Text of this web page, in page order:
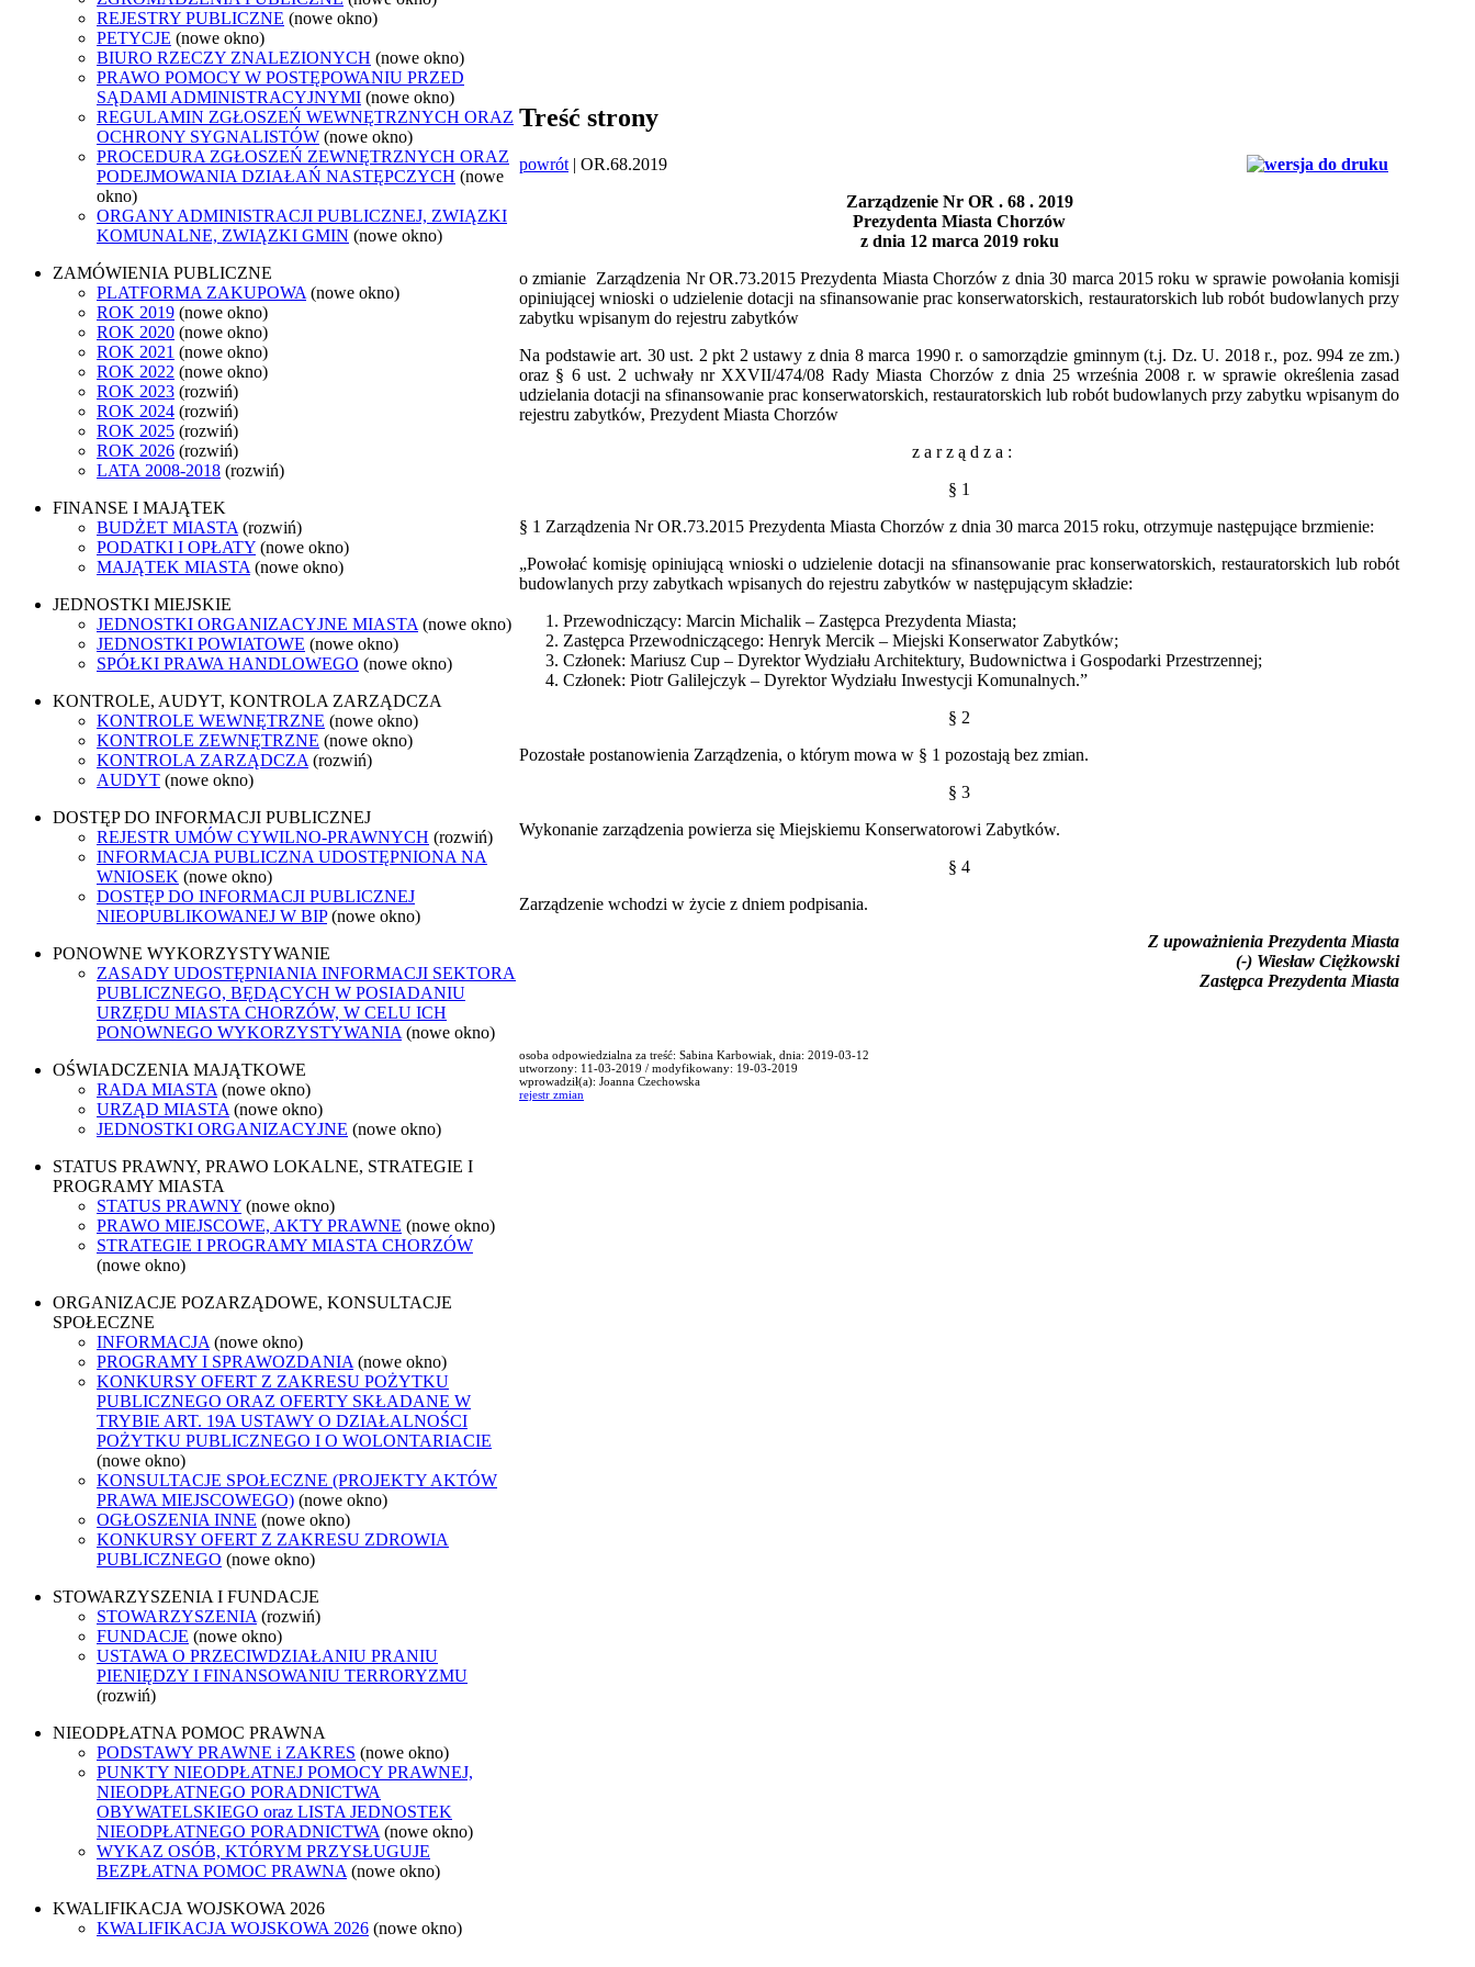
REJESTRY PUBLICZNE (nowe okno)
PETYCJE (nowe okno)
BIURO RZECZY ZNALEZIONYCH (nowe okno)
PRAWO POMOCY W POSTĘPOWANIU PRZED
SĄDAMI ADMINISTRACYJNYMI (nowe okno)
REGULAMIN ZGŁOSZEŃ WEWNĘTRZNYCH ORAZ
OCHRONY SYGNALISTÓW (nowe okno)
PROCEDURA ZGŁOSZEŃ ZEWNĘTRZNYCH ORAZ
PODEJMOWANIA DZIAŁAŃ NASTĘPCZYCH (nowe
okno)
ORGANY ADMINISTRACJI PUBLICZNEJ, ZWIĄZKI
KOMUNALNE, ZWIĄZKI GMIN (nowe okno)
ZAMÓWIENIA PUBLICZNE
PLATFORMA ZAKUPOWA (nowe okno)
ROK 2019 (nowe okno)
ROK 2020 (nowe okno)
ROK 2021 (nowe okno)
ROK 2022 (nowe okno)
ROK 2023 (rozwiń)
ROK 2024 (rozwiń)
ROK 2025 (rozwiń)
ROK 2026 (rozwiń)
LATA 2008-2018 (rozwiń)
FINANSE I MAJĄTEK
BUDŻET MIASTA (rozwiń)
PODATKI I OPŁATY (nowe okno)
MAJĄTEK MIASTA (nowe okno)
JEDNOSTKI MIEJSKIE
JEDNOSTKI ORGANIZACYJNE MIASTA (nowe okno)
JEDNOSTKI POWIATOWE (nowe okno)
SPÓŁKI PRAWA HANDLOWEGO (nowe okno)
KONTROLE, AUDYT, KONTROLA ZARZĄDCZA
KONTROLE WEWNĘTRZNE (nowe okno)
KONTROLE ZEWNĘTRZNE (nowe okno)
KONTROLA ZARZĄDCZA (rozwiń)
AUDYT (nowe okno)
DOSTĘP DO INFORMACJI PUBLICZNEJ
REJESTR UMÓW CYWILNO-PRAWNYCH (rozwiń)
INFORMACJA PUBLICZNA UDOSTĘPNIONA NA
WNIOSEK (nowe okno)
DOSTĘP DO INFORMACJI PUBLICZNEJ
NIEOPUBLIKOWANEJ W BIP (nowe okno)
PONOWNE WYKORZYSTYWANIE
ZASADY UDOSTĘPNIANIA INFORMACJI SEKTORA
PUBLICZNEGO, BĘDĄCYCH W POSIADANIU
URZĘDU MIASTA CHORZÓW, W CELU ICH
PONOWNEGO WYKORZYSTYWANIA (nowe okno)
OŚWIADCZENIA MAJĄTKOWE
RADA MIASTA (nowe okno)
URZĄD MIASTA (nowe okno)
JEDNOSTKI ORGANIZACYJNE (nowe okno)
STATUS PRAWNY, PRAWO LOKALNE, STRATEGIE I
PROGRAMY MIASTA
STATUS PRAWNY (nowe okno)
PRAWO MIEJSCOWE, AKTY PRAWNE (nowe okno)
STRATEGIE I PROGRAMY MIASTA CHORZÓW
(nowe okno)
ORGANIZACJE POZARZĄDOWE, KONSULTACJE
SPOŁECZNE
INFORMACJA (nowe okno)
PROGRAMY I SPRAWOZDANIA (nowe okno)
KONKURSY OFERT Z ZAKRESU POŻYTKU
PUBLICZNEGO ORAZ OFERTY SKŁADANE W
TRYBIE ART. 19A USTAWY O DZIAŁALNOŚCI
POŻYTKU PUBLICZNEGO I O WOLONTARIACIE
(nowe okno)
KONSULTACJE SPOŁECZNE (PROJEKTY AKTÓW
PRAWA MIEJSCOWEGO) (nowe okno)
OGŁOSZENIA INNE (nowe okno)
KONKURSY OFERT Z ZAKRESU ZDROWIA
PUBLICZNEGO (nowe okno)
STOWARZYSZENIA I FUNDACJE
STOWARZYSZENIA (rozwiń)
FUNDACJE (nowe okno)
USTAWA O PRZECIWDZIAŁANIU PRANIU
PIENIĘDZY I FINANSOWANIU TERRORYZMU
(rozwiń)
NIEODPŁATNA POMOC PRAWNA
PODSTAWY PRAWNE i ZAKRES (nowe okno)
PUNKTY NIEODPŁATNEJ POMOCY PRAWNEJ,
NIEODPŁATNEGO PORADNICTWA
OBYWATELSKIEGO oraz LISTA JEDNOSTEK
NIEODPŁATNEGO PORADNICTWA (nowe okno)
WYKAZ OSÓB, KTÓRYM PRZYSŁUGUJE
BEZPŁATNA POMOC PRAWNA (nowe okno)
KWALIFIKACJA WOJSKOWA 2026
KWALIFIKACJA WOJSKOWA 2026 (nowe okno)
Treść strony
powrót | OR.68.2019
Zarządzenie Nr OR . 68 . 2019
Prezydenta Miasta Chorzów
z dnia 12 marca 2019 roku
o zmianie Zarządzenia Nr OR.73.2015 Prezydenta Miasta Chorzów z dnia 30 marca 2015 roku w sprawie powołania komisji
opiniującej wnioski o udzielenie dotacji na sfinansowanie prac konserwatorskich, restauratorskich lub robót budowlanych przy
zabytku wpisanym do rejestru zabytków
Na podstawie art. 30 ust. 2 pkt 2 ustawy z dnia 8 marca 1990 r. o samorządzie gminnym (t.j. Dz. U. 2018 r., poz. 994 ze zm.)
oraz § 6 ust. 2 uchwały nr XXVII/474/08 Rady Miasta Chorzów z dnia 25 września 2008 r. w sprawie określenia zasad
udzielania dotacji na sfinansowanie prac konserwatorskich, restauratorskich lub robót budowlanych przy zabytku wpisanym do
rejestru zabytków, Prezydent Miasta Chorzów
z a r z ą d z a :
§ 1
§ 1 Zarządzenia Nr OR.73.2015 Prezydenta Miasta Chorzów z dnia 30 marca 2015 roku, otrzymuje następujące brzmienie:
„Powołać komisję opiniującą wnioski o udzielenie dotacji na sfinansowanie prac konserwatorskich, restauratorskich lub robót
budowlanych przy zabytkach wpisanych do rejestru zabytków w następującym składzie:
Przewodniczący: Marcin Michalik – Zastępca Prezydenta Miasta;
Zastępca Przewodniczącego: Henryk Mercik – Miejski Konserwator Zabytków;
Członek: Mariusz Cup – Dyrektor Wydziału Architektury, Budownictwa i Gospodarki Przestrzennej;
Członek: Piotr Galilejczyk – Dyrektor Wydziału Inwestycji Komunalnych.”
§ 2
Pozostałe postanowienia Zarządzenia, o którym mowa w § 1 pozostają bez zmian.
§ 3
Wykonanie zarządzenia powierza się Miejskiemu Konserwatorowi Zabytków.
§ 4
Zarządzenie wchodzi w życie z dniem podpisania.
Z upoważnienia Prezydenta Miasta
(-) Wiesław Ciężkowski
Zastępca Prezydenta Miasta
osoba odpowiedzialna za treść: Sabina Karbowiak, dnia: 2019-03-12
utworzony: 11-03-2019 / modyfikowany: 19-03-2019
wprowadził(a): Joanna Czechowska
rejestr zmian